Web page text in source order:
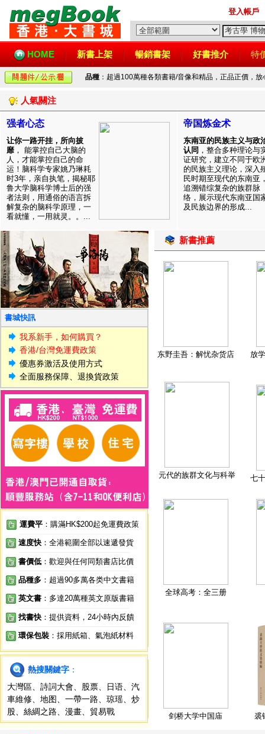
登入帳戶
HOME 新書上架 暢銷書架 好書推介 特
品種 ：超過100萬種各類書籍/音像和精品，正品正價，
人氣關注
强者心态
让你一路开挂，所向披
靡 ， 能掌控自己大脑的
人，才能掌控自己的命
运！脑科学专家姚乃琳耗
时3年，亲自执笔，揭秘耶
鲁大学脑科学博士后的强
者法则，用通俗的语言拆
解复杂的脑科学原理，一
看就懂，一用就灵。。...
帝国炼金术
东南亚的民族主义与政
认同 ，整合多种理论与
证研究，建立不同于欧
的民族主义理论，深入
民时期至现代的东南亚
追溯错综复杂的族群脉
络，展示现代东南亚国
及民族边界的形成...
書城快訊
我系新手，如何購買？
香港/台灣免運費政策
優惠券激活及使用方式
全面服務保障、退換貨政策
運費平 ：購滿HK$200起免運費政策
速度快 ：全港範圍全部以速遞發貨
書價低 ：歡迎與任何同類書店比價
品種多 ：超過90多萬各类中文書籍
英文書 ：多達20萬種英文原版書籍
找書快 ：提供資料，24小時內反饋
環保包裝 ：採用紙箱、氣泡紙材料
熱搜關鍵字 ：
大灣區
詩詞大會 股票 日语
汽
車維修
地图 一帶一路 琼瑶
炒
股
絲綢之路 漫畫 貿易戰
新書推薦
东野圭吾：解忧杂货店 放
元代的族群文化与科举 七
全球高考：全三册
剑桥大学中国庙 裘